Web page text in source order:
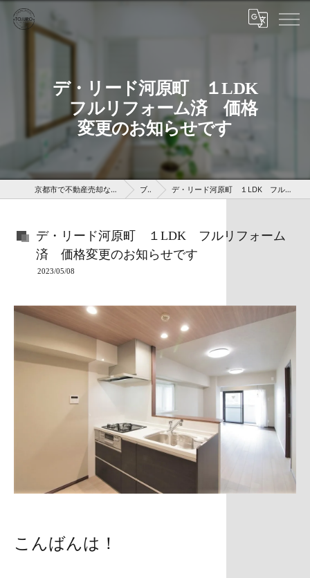
デ・リード河原町 １LDK
フルリフォーム済 価格
変更のお知らせです
京都市で不動産売却なら株式会社京 藤十郎不動産 ブログ デ・リード河原町 １LDK フルリフォーム済 価格変更のお知らせです
デ・リード河原町 １LDK フルリフォーム
済 価格変更のお知らせです
2023/05/08
こんばんは！